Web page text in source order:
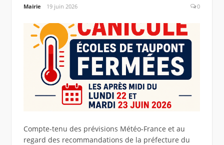
Mairie 19 juin 2026 0
Compte-tenu des prévisions Météo-France et au
regard des recommandations de la préfecture du